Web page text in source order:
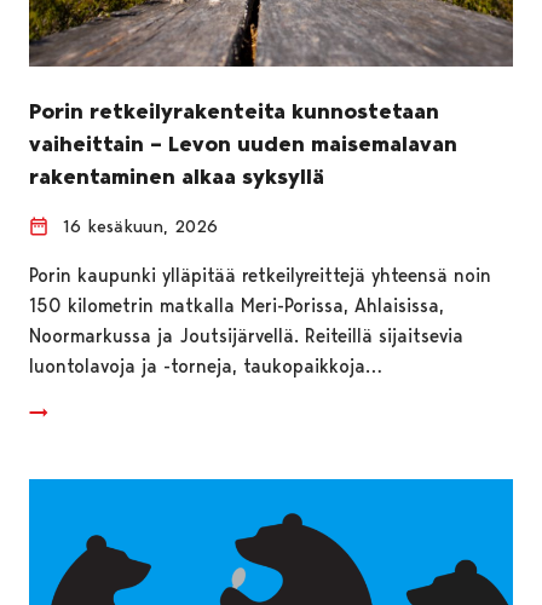
Porin retkeilyrakenteita kunnostetaan
vaiheittain – Levon uuden maisemalavan
rakentaminen alkaa syksyllä
16 kesäkuun, 2026
Porin kaupunki ylläpitää retkeilyreittejä yhteensä noin
150 kilometrin matkalla Meri-Porissa, Ahlaisissa,
Noormarkussa ja Joutsijärvellä. Reiteillä sijaitsevia
luontolavoja ja -torneja, taukopaikkoja…